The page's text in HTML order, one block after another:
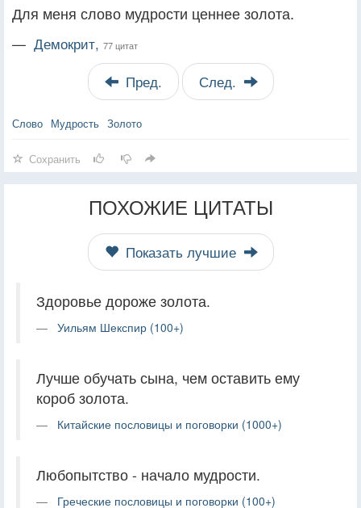
Для меня слово мудрости ценнее золота.
— Демокрит, 77 цитат
Пред. След.
Слово Мудрость Золото
Сохранить
ПОХОЖИЕ ЦИТАТЫ
Показать лучшие
Здоровье дороже золота.
Уильям Шекспир (100+)
Лучше обучать сына, чем оставить ему
короб золота.
Китайские пословицы и поговорки (1000+)
Любопытство - начало мудрости.
Греческие пословицы и поговорки (100+)